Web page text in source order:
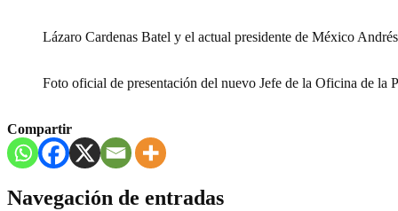
Lázaro Cardenas Batel y el actual presidente de México
Foto oficial de presentación del nuevo Jefe de la Oficina de la
Compartir
Navegación de entradas